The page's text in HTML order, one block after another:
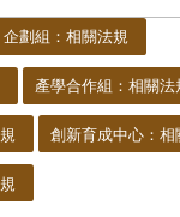
企劃組：相關法規
產學合作組：相關法
創新育成中心：相